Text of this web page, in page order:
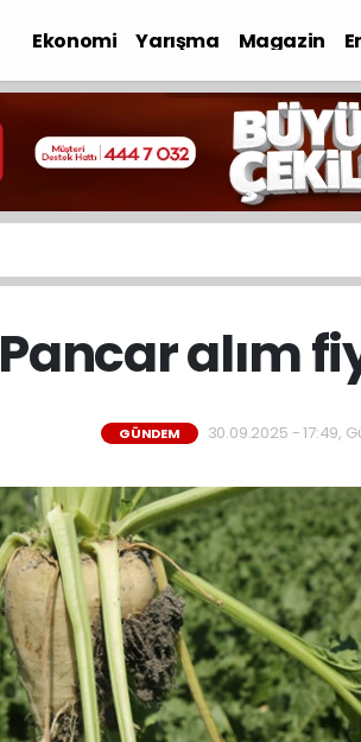
Ekonomi Yarışma Magazin
Pancar alım
GÜNDEM 30.09.2025 - 17:49,